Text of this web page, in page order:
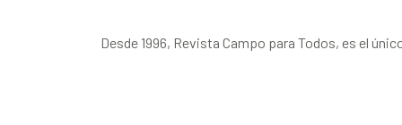
Desde 1996, Revista Campo para Todos, es el